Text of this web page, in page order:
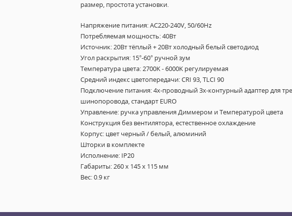
размер, простота установки.
Напряжение питания: AC220-240V, 50/60Hz
Потребляемая мощность: 40Вт
Источник: 20Вт тёплый + 20Вт холодный белый светодиод
Угол раскрытия: 15°-60° ручной зум
Температура цвета: 2700K - 6000K регулируемая
Средний индекс цветопередачи: CRI 93, TLCI 90
Подключение питания: 4х-проводный 3х-контурный адаптер для
шинопоровода, стандарт EURO
Управление: ручка управления Диммером и Температурой цвета
Конструкция без вентилятора, естественное охлаждение
Корпус: цвет черный / белый, алюминий
Шторки в комплекте
Исполнение: IP20
Габариты: 260 x 145 x 115 мм
Вес: 0.9 кг